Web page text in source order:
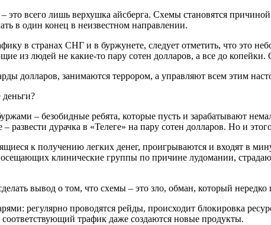
это всего лишь верхушка айсберга. Схемы становятся
в один конец в неизвестном направлении.
в странах СНГ и в буржунете, следует отметить, что
из людей не какие-то пару сотен долларов, а все до
долларов, занимаются террором, а управляют всем этим
– безобидные ребята, которые пусть и зарабатывают
– развести дурачка в «Телеге» на пару сотен долларов. Но и
к получению легких денег, проигрываются и входят в
клинические группы по причине лудомании,
вывод о том, что схемы – это зло, обман, который нередко
регулярно проводятся рейды, происходит блокировка
трафик даже создаются новые продукты.